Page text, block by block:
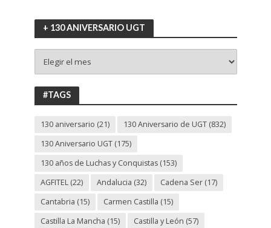
+ 130 ANIVERSARIO UGT
130
ANIVERSARIO
UGT
#TAGS
130 aniversario (21) 130 Aniversario de UGT(832)
130 Aniversario UGT(175)
130 años de Luchas y Conquistas(153)
AGFITEL(22) Andalucia (32) Cadena Ser(17)
Cantabria (15) Carmen Castilla (15)
Castilla La Mancha (15) Castilla y León (57)